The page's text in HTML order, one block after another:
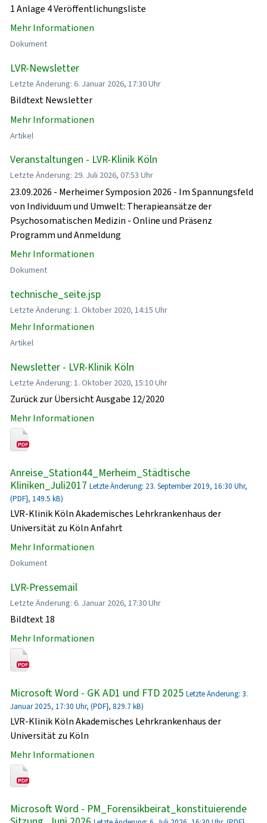
1 Anlage 4 Veröffentlichungsliste
Mehr Informationen
Dokument
LVR-Newsletter
Letzte Änderung: 6. Januar 2026, 17:30 Uhr
Bildtext Newsletter
Mehr Informationen
Artikel
Veranstaltungen - LVR-Klinik Köln
Letzte Änderung: 29. Juli 2026, 07:53 Uhr
23.09.2026 - Merheimer Symposion 2026 - Im Spannungsfeld
von Individuum und Umwelt: Therapieansätze der
Psychosomatischen Medizin - Online und Präsenz
Programm und Anmeldung
Mehr Informationen
Dokument
technische_seite.jsp
Letzte Änderung: 1. Oktober 2020, 14:15 Uhr
Mehr Informationen
Artikel
Newsletter - LVR-Klinik Köln
Letzte Änderung: 1. Oktober 2020, 15:10 Uhr
Zurück zur Übersicht Ausgabe 12/2020
Mehr Informationen
Anreise_Station44_Merheim_Städtische
Kliniken_Juli2017 Letzte Änderung: 23. September 2019, 16:30 Uhr,
(PDF}, 149.5 kB)
LVR-Klinik Köln Akademisches Lehrkrankenhaus der
Universität zu Köln Anfahrt
Mehr Informationen
Dokument
LVR-Pressemail
Letzte Änderung: 6. Januar 2026, 17:30 Uhr
Bildtext 18
Mehr Informationen
Microsoft Word - GK AD1 und FTD 2025 Letzte Änderung: 3.
Januar 2025, 17:30 Uhr, (PDF}, 829.7 kB)
LVR-Klinik Köln Akademisches Lehrkrankenhaus der
Universität zu Köln
Mehr Informationen
Microsoft Word - PM_Forensikbeirat_konstituierende